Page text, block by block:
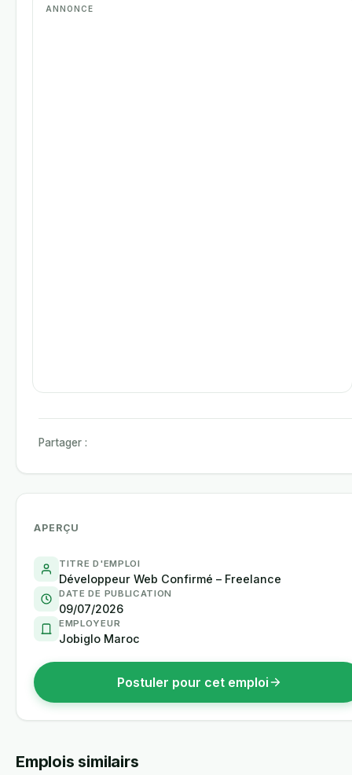
Partager :
APERÇU
TITRE D'EMPLOI
Développeur Web Confirmé – Freelance
DATE DE PUBLICATION
09/07/2026
EMPLOYEUR
Jobiglo Maroc
Postuler pour cet emploi
Emplois similairs